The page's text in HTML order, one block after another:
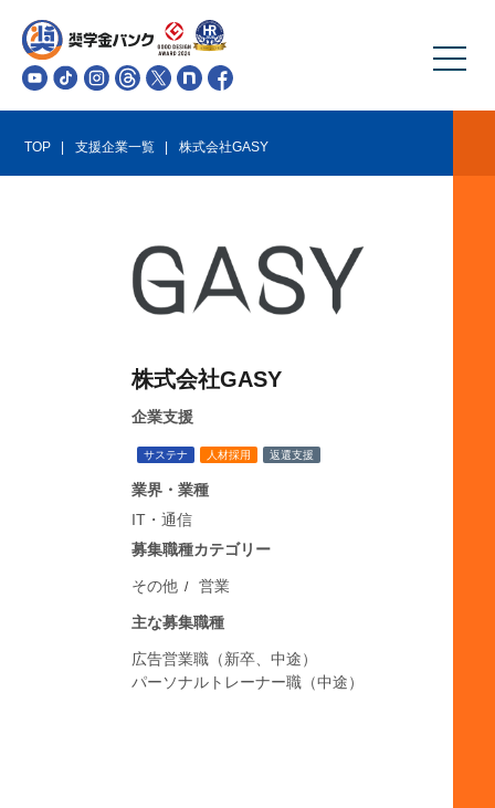
TOP 支援企業一覧 株式会社GASY
株式会社GASY
企業支援
サステナ 人材採用 返還支援
業界・業種
IT・通信
募集職種カテゴリー
その他 営業
主な募集職種
広告営業職（新卒、中途）
パーソナルトレーナー職（中途）